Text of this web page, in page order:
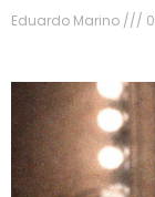
Eduardo Marino